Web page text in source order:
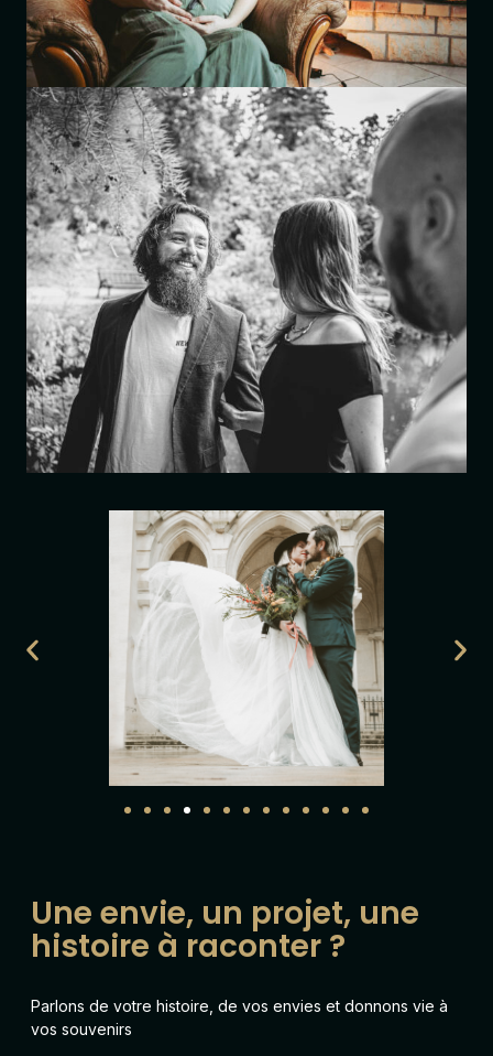
Une envie, un projet, une
histoire à raconter ?
Parlons de votre histoire, de vos envies et donnons vie à
vos souvenirs